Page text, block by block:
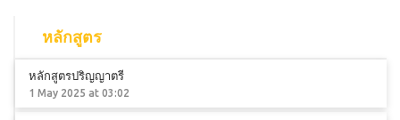
หลักสูตร
หลักสูตรปริญญาตรี
1 May 2025 at 03:02